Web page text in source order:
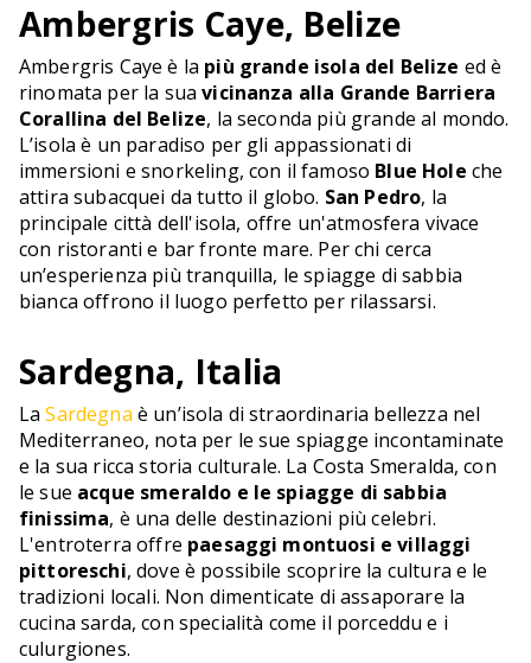
Ambergris Caye, Belize
Ambergris Caye è la più grande isola del Belize ed è
rinomata per la suavicinanza alla Grande Barriera
Corallina del Belize, la seconda più grande al mondo.
L’isola è un paradiso per gli appassionati di
immersioni e snorkeling, con il famoso Blue Hole che
attira subacquei da tutto il globo. San Pedro, la
principale città dell'isola, offre un'atmosfera vivace
con ristoranti e bar fronte mare. Per chi cerca
un’esperienza più tranquilla, le spiagge di sabbia
bianca offrono il luogo perfetto per rilassarsi.
Sardegna, Italia
LaSardegna è un’isola di straordinaria bellezza nel
Mediterraneo, nota per le sue spiagge incontaminate
e la sua ricca storia culturale. La Costa Smeralda, con
le sue acque smeraldo e le spiagge di sabbia
finissima, è una delle destinazioni più celebri.
L'entroterra offre paesaggi montuosi e villaggi
pittoreschi, dove è possibile scoprire la cultura e le
tradizioni locali. Non dimenticate di assaporare la
cucina sarda, con specialità come il porceddu e i
culurgiones.